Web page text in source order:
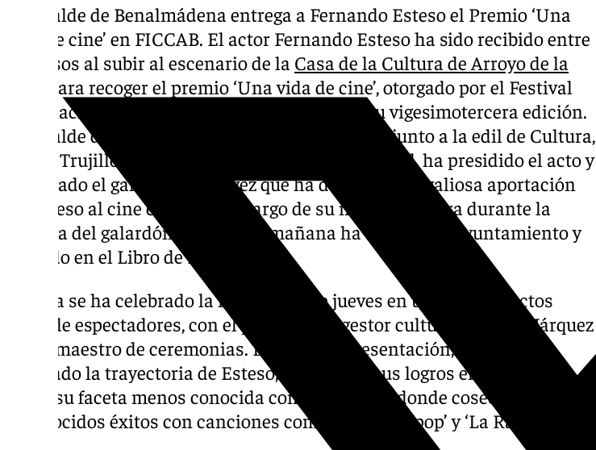
El alcalde de Benalmádena entrega a Fernando Esteso el Premio ‘Una
vida de cine’ en FICCAB. El actor Fernando Esteso ha sido recibido entre
aplausos al subir al escenario de la Casa de la Cultura de Arroyo de la
para recoger el premio ‘Una vida de cine’, otorgado por el Festival
Internacional de Benalmádena (FICCAB) en su vigesimotercera edición.
El alcalde de Benalmádena, Juan Antonio Lara, junto a la edil de Cultura,
Jésica Trujillo, y otros miembros del gobierno local, ha presidido el acto y
entregado el galardón, toda vez que ha destacado la valiosa aportación
de Esteso al cine español a lo largo de su notable carrera durante la
entrega del galardón, quien esta mañana ha visitado el Ayuntamiento y
firmado en el Libro de Honor.
La gala se ha celebrado la noche de este jueves en un salón de actos
lleno de espectadores, con el periodista y gestor cultural Héctor Márquez
como maestro de ceremonias. Durante la presentación, Márquez ha
repasado la trayectoria de Esteso, abarcando sus logros en el cine, así
como su faceta menos conocida como cantante, donde cosechó
reconocidos éxitos con canciones como ‘Bellotero pop’ y ‘La Ramona’.